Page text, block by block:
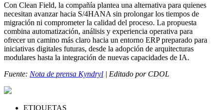
Con Clean Field, la compañía plantea una alternativa para quienes
necesitan avanzar hacia S/4HANA sin prolongar los tiempos de
migración ni comprometer la calidad del proceso. La propuesta
combina automatización, análisis y experiencia operativa para
ofrecer un camino más claro hacia un entorno ERP preparado para
iniciativas digitales futuras, desde la adopción de arquitecturas
modulares hasta la integración de nuevas capacidades de IA.
Fuente: Nota de prensa Kyndryl | Editado por CDOL
ETIQUETAS